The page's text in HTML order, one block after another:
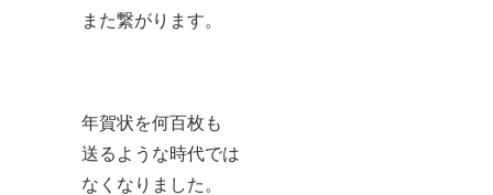
また繋がります。
年賀状を何百枚も
送るような時代では
なくなりました。